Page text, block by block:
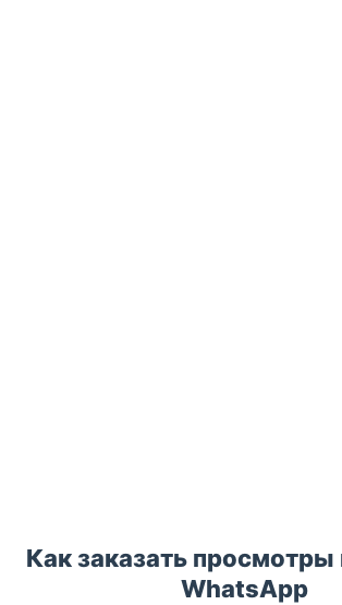
Как заказать просмотры
WhatsApp